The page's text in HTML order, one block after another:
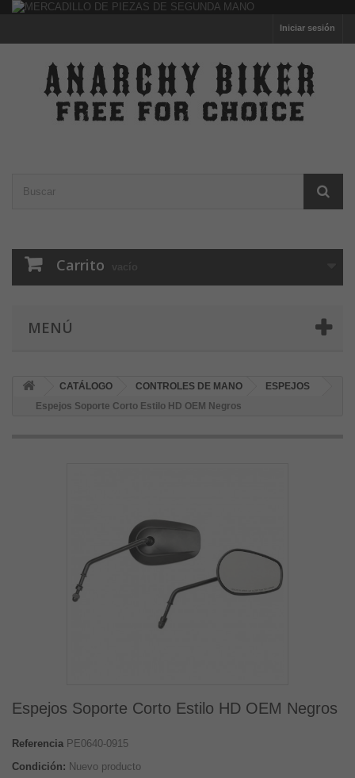
Iniciar sesión
Carrito vacío
MENÚ
CATÁLOGO CONTROLES DE MANO
ESPEJOS
Espejos Soporte Corto Estilo HD OEM Negros
Espejos Soporte Corto Estilo HD OEM Negros
Referencia PE0640-0915
Condición: Nuevo producto